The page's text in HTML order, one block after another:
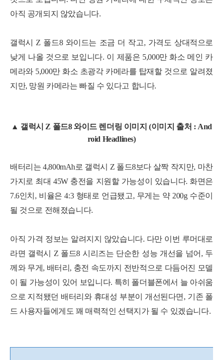
아직 공개되지 않았습니다.
갤럭시 Z 폴드8 와이드는 조금 더 작고, 가격도 상대적으로
낮게 나올 것으로 보입니다. 이 제품은 5,000만 화소 메인 카
메라와 5,000만 화소 초광각 카메라를 탑재할 것으로 알려졌
지만, 망원 카메라는 빠질 수 있다고 합니다.
▲ 갤럭시 Z 폴드8 와이드 렌더링 이미지 (이미지 출처 : And
roid Headlines)
배터리는 4,800mAh로 갤럭시 Z 폴드8보다 살짝 작지만, 마찬
가지로 최대 45W 충전을 지원할 가능성이 있습니다. 화면은
7.6인치, 비율은 4:3 형태로 언급됐고, 무게는 약 200g 수준이
될 것으로 전해졌습니다.
아직 가격 정보는 알려지지 않았습니다. 다만 이번 루머대로
라면 갤럭시 Z 폴드8 시리즈는 단순한 성능 개선을 넘어, 두
께와 무게, 배터리, 충전 속도까지 전반적으로 다듬어진 모델
이 될 가능성이 있어 보입니다. 특히 폴더블폰에서 늘 아쉬움
으로 지적됐던 배터리와 휴대성 부분이 개선된다면, 기존 폴
드 사용자들에게도 꽤 매력적인 선택지가 될 수 있겠습니다.